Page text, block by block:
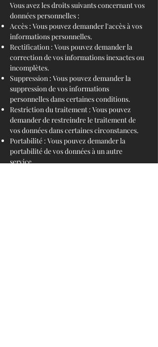
Vous avez les droits suivants concernant vos
données personnelles :
Accès : Vous pouvez demander l'accès à vos
informations personnelles.
Rectification : Vous pouvez demander la
correction de vos informations inexactes ou
incomplètes.
Suppression : Vous pouvez demander la
suppression de vos informations
personnelles dans certaines conditions.
Restriction du traitement : Vous pouvez
demander de restreindre le traitement de
vos données dans certaines circonstances.
Portabilité : Vous pouvez demander la
portabilité de vos données à un autre
service.